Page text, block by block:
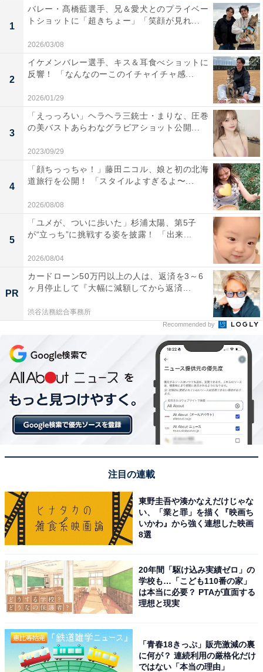
1
バレー・髙橋藍選手、兄＆愛犬とのプライベー
トショットに「超きちょー」「笑顔が見れ...
2026/03/08
2
イケメンバレー選手、キス＆耳食べショットに
反響！ 「なんなのーこのイチャイチャ感...
2026/01/29
3
「えっっろい」ヘラヘラ三銃士・まりな、圧巻
の美バストあらわなグラビアショット公開...
2023/09/29
4
「顔ちっっちゃ！」藤田ニコル、娘と初の北海
道旅行を公開！ 「スタイルよすぎるよ〜...
2026/08/08
5
「ユメが、ついに歩いた」杉浦太陽、第5子
が“立っち”に挑戦する姿を披露！ 「出来...
2026/08/04
PR
カードローン50万円以上の人は、返済を3～6
ヶ月停止して『大幅に減額してから返済...
渋谷法務総合事務所
Recommended by
注目の連載
東野圭吾や湊かなえだけじゃな
い、「業と罪」を描く『映画ち
いかわ』から強く連想した映画
8選
20年間「駆け込み実績ゼロ」の
学校も…「こども110番の家」
は本当に必要？ PTAが直面する
理想と現実
「青春18きっぷ」販売激減の裏
に何が？ 連続利用の厳格化だけ
ではない「本当の理由」